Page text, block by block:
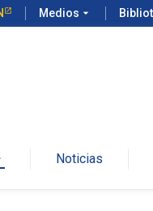
Medios arrow_drop_down
Noticias